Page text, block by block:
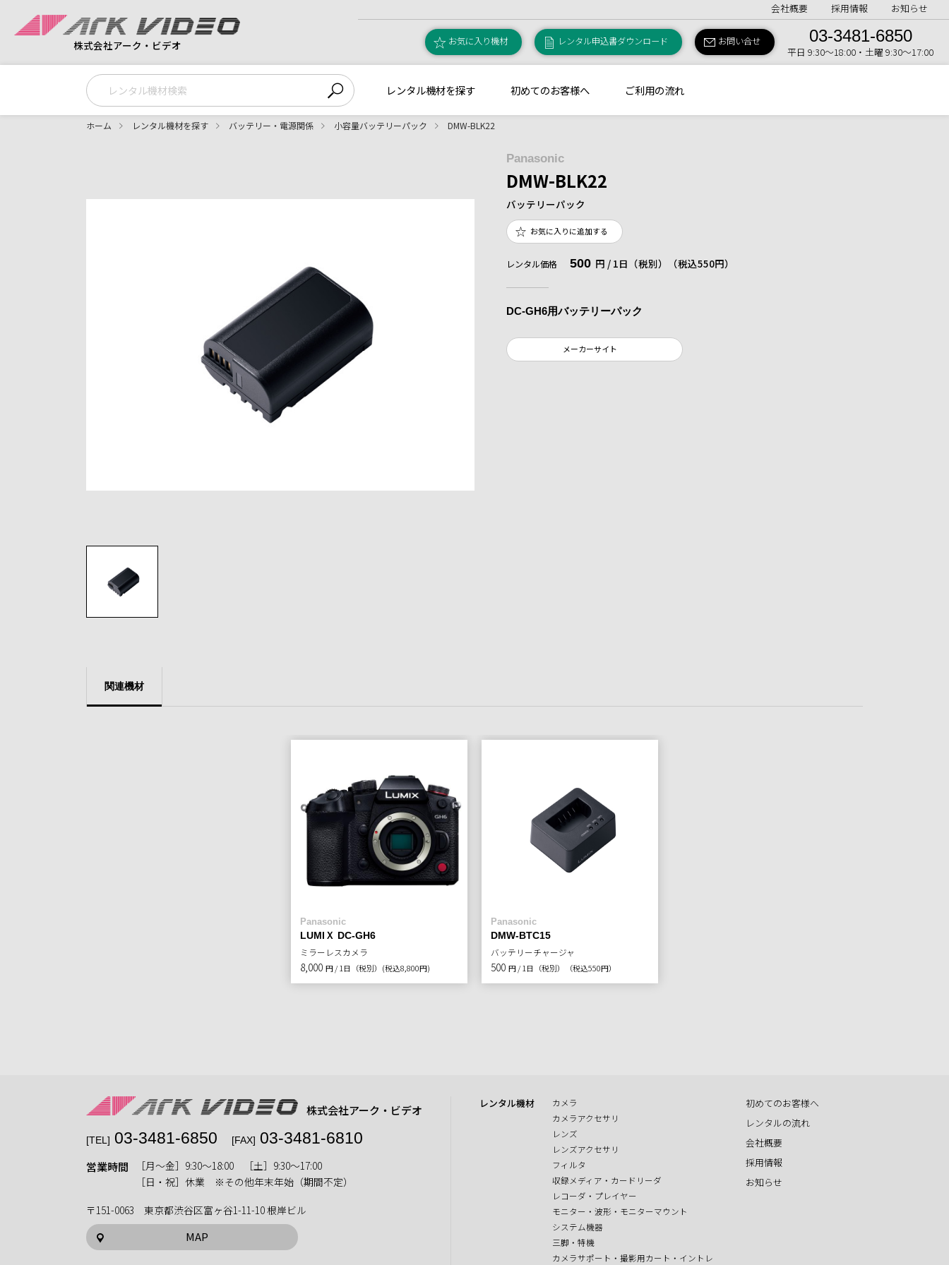
株式会社アーク・ビデオ
会社概要 採用情報 お知らせ
お気に入り機材 レンタル申込書ダウンロード お問い合せ 03-3481-6850
平日 9:30〜18:00・土曜 9:30〜17:00
レンタル機材を探す 初めてのお客様へ ご利用の流れ
ホーム レンタル機材を探す バッテリー・電源関係 小容量バッテリーパック DMW-BLK22
Panasonic
DMW-BLK22
バッテリーパック
お気に入りに追加する
レンタル価格 500 円 / 1日（税別） （税込550円）
DC-GH6用バッテリーパック
メーカーサイト
関連機材
Panasonic
LUMIＸ DC-GH6
ミラーレスカメラ
8,000 円 / 1日（税別） (税込8,800円)
Panasonic
DMW-BTC15
バッテリーチャージャ
500 円 / 1日（税別） （税込550円）
株式会社アーク・ビデオ
[TEL] 03-3481-6850 [FAX] 03-3481-6810
営業時間
［月〜金］9:30〜18:00 ［土］9:30〜17:00
［日・祝］休業 ※その他年末年始（期間不定）
〒151-0063 東京都渋谷区富ヶ谷1-11-10 根岸ビル
MAP
レンタル機材
カメラ
カメラアクセサリ
レンズ
レンズアクセサリ
フィルタ
収録メディア・カードリーダ
レコーダ・プレイヤー
モニター・波形・モニターマウント
システム機器
三脚・特機
カメラサポート・撮影用カート・イントレ
初めてのお客様へ
レンタルの流れ
会社概要
採用情報
お知らせ